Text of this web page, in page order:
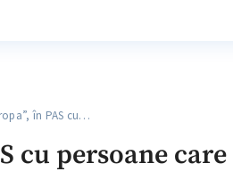
în PAS cu…
cu persoane